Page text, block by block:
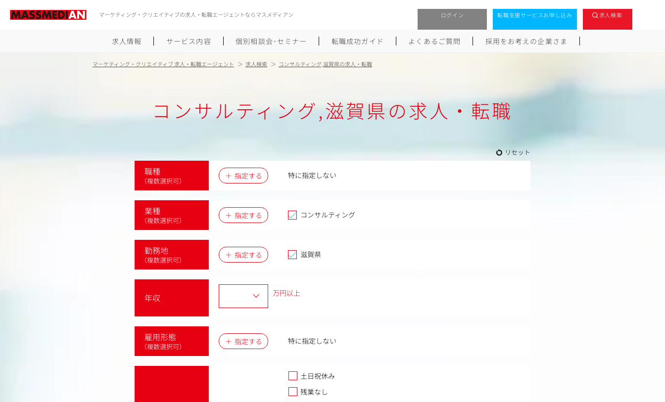
マーケティング・クリエイティブの求人・転職エージェントならマスメディアン ログイン 転職支援サービスお申し込み 求人検索
求人情報 サービス内容 個別相談会･セミナー 転職成功ガイド
履歴書のつくり方
面接対策
大手広告会社への転職
よくあるご質問 採用をお考えの企業さま
マーケティング・クリエイティブ 求人・転職エージェント 求人検索 コンサルティング,滋賀県の求人・転職
コンサルティング,滋賀県の求人・転職
リセット
職種
（複数選択可）
指定する 特に指定しない
業種
（複数選択可）
指定する コンサルティング
勤務地
（複数選択可）
指定する 滋賀県
年収 万円以上
雇用形態
（複数選択可）
指定する 特に指定しない
土日祝休み
残業なし